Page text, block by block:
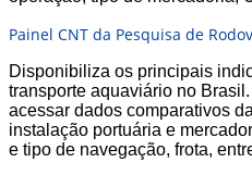
Painel CNT da Pesquisa de
Disponibiliza os principais
transporte aquaviário no
acessar dados comparativos
instalação portuária e
e tipo de navegação, frota,